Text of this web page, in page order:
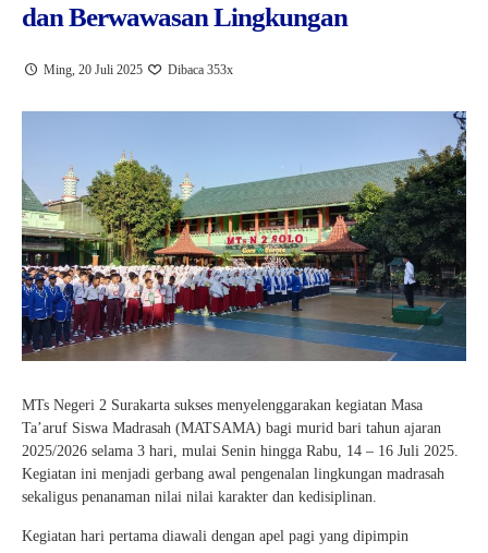
Online CBT
Brosur PMBM
Video Tutorial Pendaftaran
Link Pendaftaran
Kartu Tes PMBM
dan Berwawasan Lingkungan
Ming, 20 Juli 2025 Dibaca 353x
MTs Negeri 2 Surakarta sukses menyelenggarakan kegiatan Masa
Ta’aruf Siswa Madrasah (MATSAMA) bagi murid bari tahun ajaran
2025/2026 selama 3 hari, mulai Senin hingga Rabu, 14 – 16 Juli 2025.
Kegiatan ini menjadi gerbang awal pengenalan lingkungan madrasah
sekaligus penanaman nilai nilai karakter dan kedisiplinan.
Kegiatan hari pertama diawali dengan apel pagi yang dipimpin